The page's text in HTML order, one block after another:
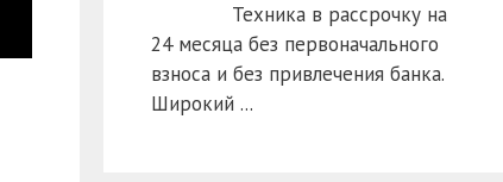
Техника в рассрочку на
24 месяца без первоначального
взноса и без привлечения банка.
Широкий ...